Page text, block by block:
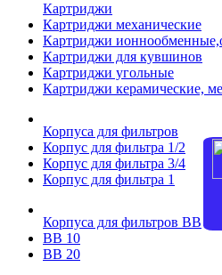
Картриджи
Картриджи механические
Картриджи
Картриджи для кувшинов
Картриджи угольные
Картриджи керамические,
Корпуса для фильтров
Корпус для фильтра 1/2
Корпус для фильтра 3/4
Корпус для фильтра 1
Корпуса для фильтров ВВ
ВВ 10
ВВ 20